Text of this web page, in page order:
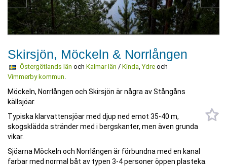
Skirsjön, Möckeln & Norrlången
Östergötlands län och Kalmar län / Kinda,Ydreoch
Vimmerby kommun.
Möckeln, Norrlången och Skirsjön är några av Stångåns
källsjöar.
Typiska klarvattensjöar med djup ned emot 35-40 m,
skogsklädda stränder med i bergskanter, men även grunda
vikar.
Sjöarna Möckeln och Norrlången är förbundna med en kanal
farbar med normal båt av typen 3-4 personer öppen plasteka.